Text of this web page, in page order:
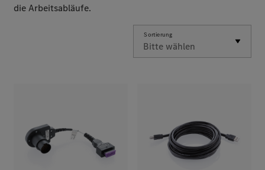
die Arbeitsabläufe.
Bitte wählen
Sortierung